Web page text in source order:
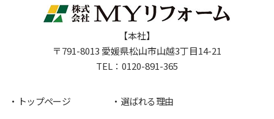
【本社】
〒791-8013 愛媛県松山市山越3丁目14-21
TEL： 0120-891-365
トップページ
選ばれる理由